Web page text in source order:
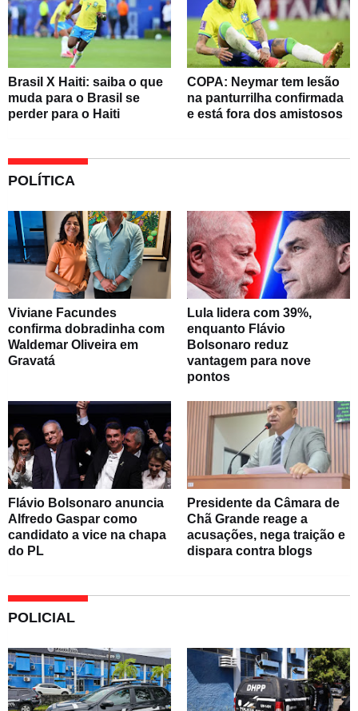
Brasil X Haiti: saiba o que
muda para o Brasil se
perder para o Haiti
COPA: Neymar tem lesão
na panturrilha confirmada
e está fora dos amistosos
POLÍTICA
Viviane Facundes
confirma dobradinha com
Waldemar Oliveira em
Gravatá
Lula lidera com 39%,
enquanto Flávio
Bolsonaro reduz
vantagem para nove
pontos
Flávio Bolsonaro anuncia
Alfredo Gaspar como
candidato a vice na chapa
do PL
Presidente da Câmara de
Chã Grande reage a
acusações, nega traição e
dispara contra blogs
POLICIAL